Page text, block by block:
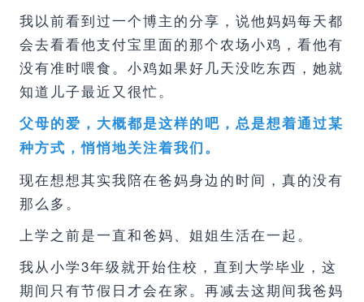
我以前看到过一个博主的分享，说他妈妈每天都
会去看看他支付宝里面的那个农场小鸡，看他有
没有准时喂食。小鸡如果好几天没吃东西，她就
知道儿子最近又很忙。
父母的爱，大概都是这样的吧，总是想着通过某
种方式，悄悄地关注着我们。
现在想想其实我陪在爸妈身边的时间，真的没有
那么多。
上学之前是一直和爸妈、姐姐生活在一起。
我从小学3年级就开始住校，直到大学毕业，这
期间只有节假日才会在家。再减去这期间我爸妈